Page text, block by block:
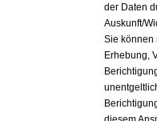
der Daten
Auskunft/
Sie können
Erhebung,